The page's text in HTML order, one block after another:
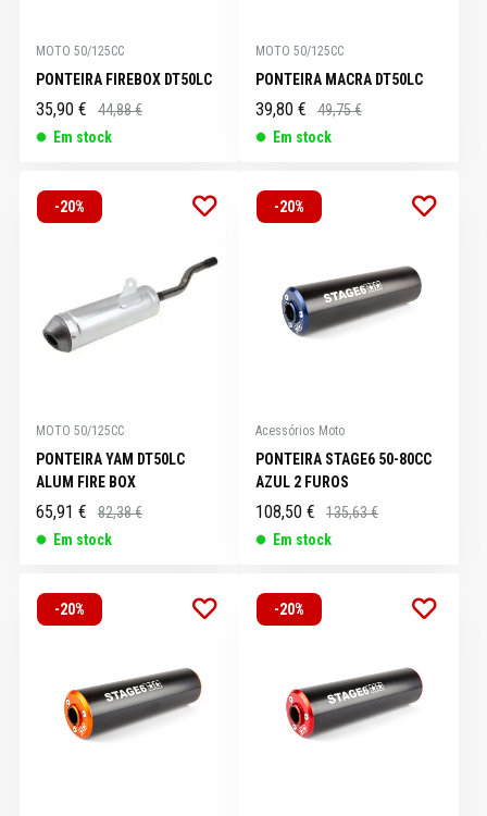
MOTO 50/125CC
PONTEIRA FIREBOX DT50LC
35,90 €
44,88 €
Em stock
MOTO 50/125CC
PONTEIRA MACRA DT50LC
39,80 €
49,75 €
Em stock
-20%
MOTO 50/125CC
PONTEIRA YAM DT50LC
ALUM FIRE BOX
65,91 €
82,38 €
Em stock
-20%
Acessórios Moto
PONTEIRA STAGE6 50-80CC
AZUL 2 FUROS
108,50 €
135,63 €
Em stock
-20% -20%